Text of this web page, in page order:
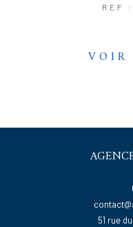
REF
51 rue